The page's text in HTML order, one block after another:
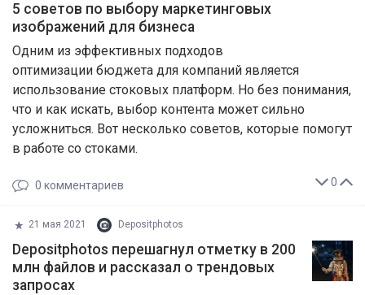
5 советов по выбору маркетинговых
изображений для бизнеса
Одним из эффективных подходов
оптимизации бюджета для компаний является
использование стоковых платформ. Но без понимания,
что и как искать, выбор контента может сильно
усложниться. Вот несколько советов, которые помогут
в работе со стоками.
0
0 комментариев
21 мая 2021 Depositphotos
Depositphotos перешагнул отметку в 200
млн файлов и рассказал о трендовых
запросах